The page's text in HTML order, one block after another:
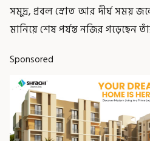
সমুদ্র, প্রবল স্রোত আর দীর্ঘ সময়
মানিয়ে শেষ পর্যন্ত নজির গড়েছেন
Sponsored